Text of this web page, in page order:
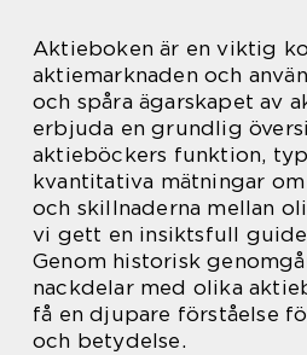
Aktieboken är en viktig
aktiemarknaden och
och spåra ägarskapet av
erbjuda en grundlig
aktieböckers funktion,
kvantitativa mätningar
och skillnaderna mellan
vi gett en insiktsfull
Genom historisk
nackdelar med olika
få en djupare förståelse
och betydelse.